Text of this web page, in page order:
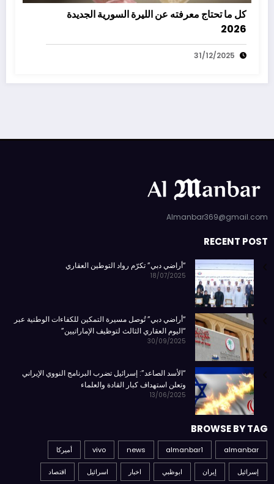
كل ما تحتاج معرفته عن الليرة السورية الجديدة
2026
31/12/2025
Almanbar369@gmail.com
RECENT POST
“أراضي دبي” تكرّم رواد التوطين العقاري
18/07/2025
“أراضي دبي” تُوصل مسيرة التمكين للكفاءات الوطنية عبر
“اليوم العقاري الثالث لتوظيف الإماراتيين”
30/09/2025
“الأسد الصاعد”: إسرائيل تضرب البرنامج النووي الإيراني
وتعلن استهداف كبار القادة والعلماء
13/06/2025
BROWSE BY TAG
almanbar
almanbar1
news
vivo أميركا
إسرائيل إيران ابوظبي اخبار اسرائيل اقتصاد